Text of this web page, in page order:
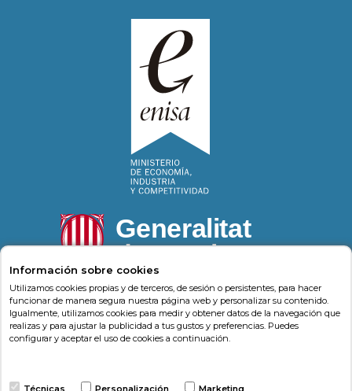
Psonríe Carrer de la Llacuna 162 08018, Barcelona
(Barcelona)-Psonrie.com
Información sobre cookies
Utilizamos cookies propias y de terceros, de sesión o persistentes, para hacer
funcionar de manera segura nuestra página web y personalizar su contenido.
Igualmente, utilizamos cookies para medir y obtener datos de la navegación que
realizas y para ajustar la publicidad a tus gustos y preferencias. Puedes
configurar y aceptar el uso de cookies a continuación.
Técnicas Personalización Marketing